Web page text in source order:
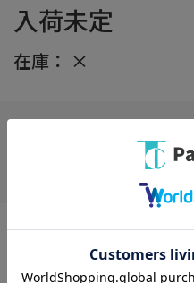
入荷未定
在庫： ×
在庫があり
サラウンドチャンネル： 9.2 ch
オーディオ入力： 4 系統